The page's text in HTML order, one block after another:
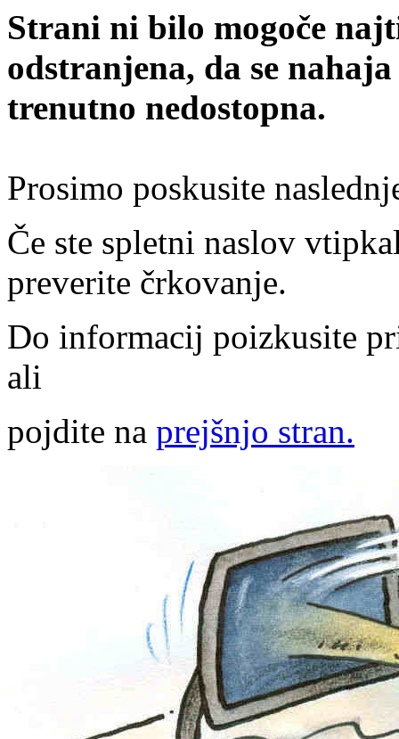
Strani ni bilo mogoče
odstranjena, da se
trenutno nedostopna.
Prosimo poskusite
Če ste spletni naslov
preverite črkovanje.
Do informacij poizkusite
ali
pojdite na prejšnjo stran.